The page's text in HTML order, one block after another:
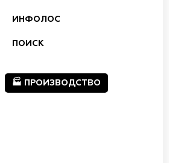
ИНФОЛОС
ПОИСК
🏭 ПРОИЗВОДСТВО